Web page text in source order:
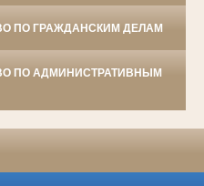
ПО ГРАЖДАНСКИМ ДЕЛАМ
ПО АДМИНИСТРАТИВНЫМ